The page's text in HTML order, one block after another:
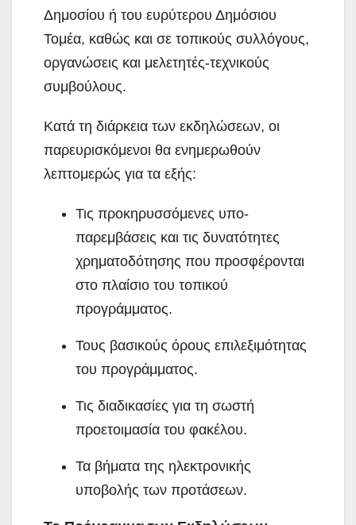
Δημοσίου ή του ευρύτερου Δημόσιου
Τομέα, καθώς και σε τοπικούς συλλόγους,
οργανώσεις και μελετητές-τεχνικούς
συμβούλους.
Κατά τη διάρκεια των εκδηλώσεων, οι
παρευρισκόμενοι θα ενημερωθούν
λεπτομερώς για τα εξής:
Τις προκηρυσσόμενες υπο-
παρεμβάσεις και τις δυνατότητες
χρηματοδότησης που προσφέρονται
στο πλαίσιο του τοπικού
προγράμματος.
Τους βασικούς όρους επιλεξιμότητας
του προγράμματος.
Τις διαδικασίες για τη σωστή
προετοιμασία του φακέλου.
Τα βήματα της ηλεκτρονικής
υποβολής των προτάσεων.